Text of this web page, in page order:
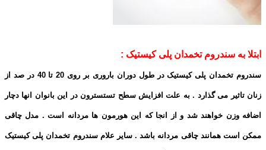
ابتلا به سندروم تخمدان پلی کیستیک :
سندروم تخمدان پلی کیستیک در طول دوران باروری بر روی 20 تا 40 در صد از
زنان تاثیر می گذارد . به علت افزایش سطح تستسترون در این بانوان انها دچار
اضافه وزن خواهند شد و از انجا که این هورمون ها مردانه است . مدل چاقی
ممکن است همانند چاقی مردانه باشد . سایر علام سندروم تخمدان پلی کیستیک